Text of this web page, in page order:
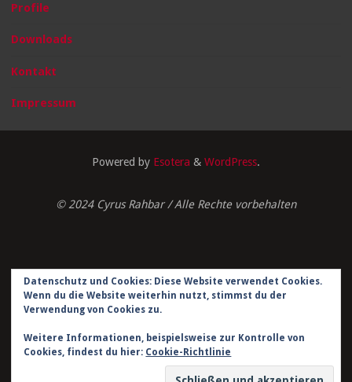
Profile
Downloads
Kontakt
Impressum
Powered by Esotera & WordPress.
© 2024 Cyrus Rahbar / Alle Rechte vorbehalten
Impressum
Kontakt
Datenschutz und Cookies: Diese Website verwendet Cookies.
Wenn du die Website weiterhin nutzt, stimmst du der
Verwendung von Cookies zu.
Weitere Informationen, beispielsweise zur Kontrolle von
Cookies, findest du hier: Cookie-Richtlinie